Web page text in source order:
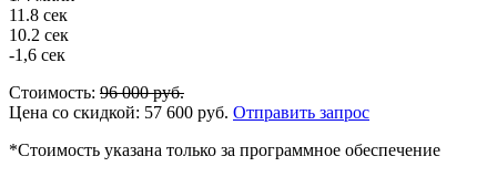
11.8 сек
10.2 сек
-1,6 сек
Стоимость: 96 000руб.
Цена со скидкой: 57 600 руб. Отправить запрос
*Стоимость указана только за программное обеспечение